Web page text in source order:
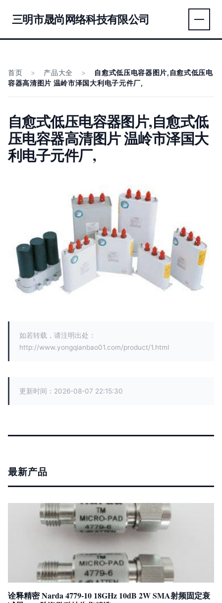
三明市晟尚网络科技有限公司
首页 > 产品大全 >
自愈式低压电容器图片,自愈式低压电
容器高清图片 温岭市泽国大利电子元件厂,
自愈式低压电容器图片,自愈式低
压电容器高清图片 温岭市泽国大
利电子元件厂,
如若转载，请注明出处：
http://www.yongqianbao01.com/product/1.html
更新时间：2026-08-07 22:15:30
最新产品
诠释精密 Narda 4779-10 18GHz 10dB 2W SMA射频固定衰